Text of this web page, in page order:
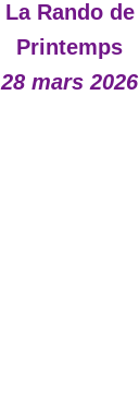
La Rando de
Printemps
28 mars 2026